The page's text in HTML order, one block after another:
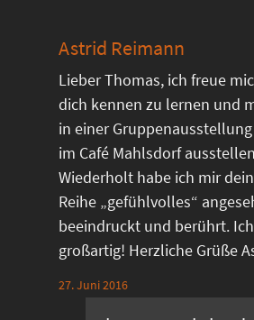
Astrid Reimann
Lieber Thomas, ich freue
dich kennen zu lernen und
in einer
im Café Mahlsdorf
Wiederholt habe ich mir
Reihe „gefühlvolles“
beeindruckt und berührt.
großartig! Herzliche Grüße
27. Juni 2016